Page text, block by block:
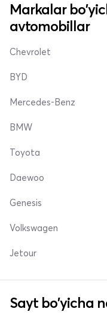
Markalar
avtomobillar
Chevrolet
BYD
Mercedes-Benz
BMW
Toyota
Daewoo
Genesis
Volkswagen
Jetour
Sayt bo'yicha